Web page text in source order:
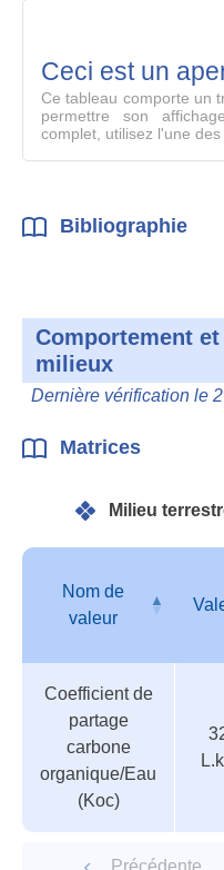
Ceci est un
Ce tableau comporte un
permettre son
complet, utilisez l'une des
Bibliographie
Comportement
milieux
Dernière vérification le
Matrices
Milieu
des
paramètres
Nom de
valeur
valeur
Coefficient de
partage
carbone
organique/Eau
(Koc)
Précédente